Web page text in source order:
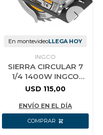
En montevideoLLEGA HOY
INGCO
SIERRA CIRCULAR 7
1/4 1400W INGCO
CS18538
USD 115,00
ENVÍO EN EL DÍA